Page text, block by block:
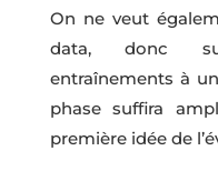
On ne veut
data, donc
entraînements à
phase suffira
première idée de